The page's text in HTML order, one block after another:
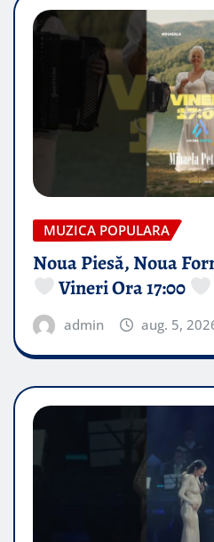
MUZICA POPULARA
Noua Piesă, Noua
Vineri Ora 17:00
admin aug. 5,